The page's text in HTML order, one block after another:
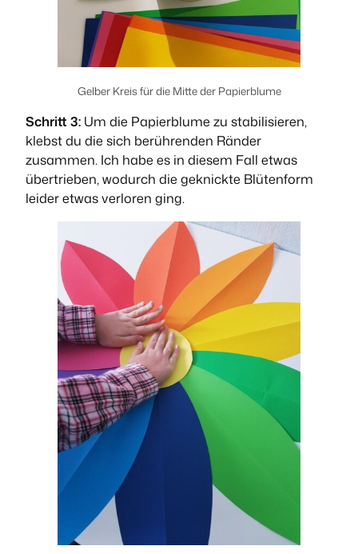
Gelber Kreis für die Mitte der Papierblume
Schritt 3: Um die Papierblume zu stabilisieren,
klebst du die sich berührenden Ränder
zusammen. Ich habe es in diesem Fall etwas
übertrieben, wodurch die geknickte Blütenform
leider etwas verloren ging.